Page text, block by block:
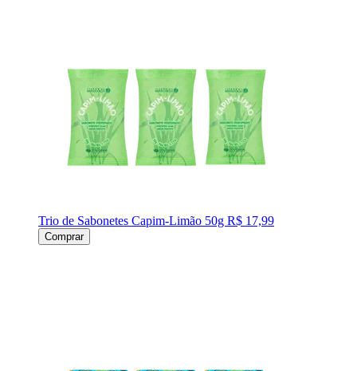
Trio de Sabonetes Capim-Limão 50g R$ 17,99
Comprar